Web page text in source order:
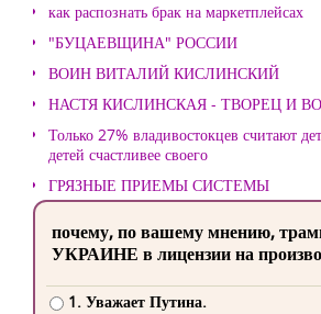
как распознать брак на маркетплейсах
"БУЦАЕВЩИНА" РОССИИ
ВОИН ВИТАЛИЙ КИСЛИНСКИЙ
НАСТЯ КИСЛИНСКАЯ - ТВОРЕЦ И
Только 27% владивостокцев считают
детей счастливее своего
ГРЯЗНЫЕ ПРИЕМЫ СИСТЕМЫ
почему, по вашему мнению,
УКРАИНЕ в лицензии на
1. Уважает Путина.